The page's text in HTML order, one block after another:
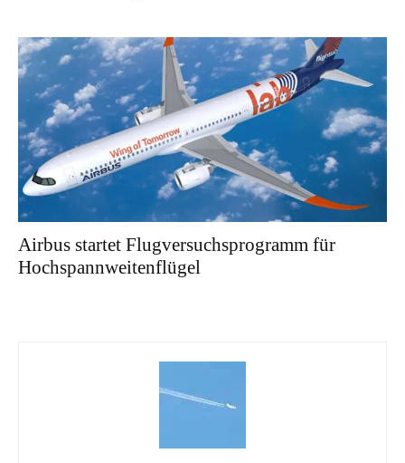
Airbus startet Flugversuchsprogramm für
Hochspannweitenflügel